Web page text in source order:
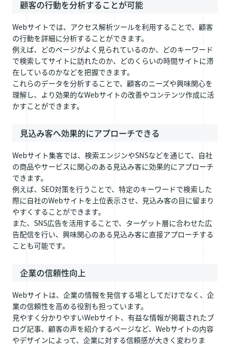
顧客の行動を分析することが可能
Webサイトでは、アクセス解析ツールを利用することで、顧客
の行動を詳細に分析することができます。
例えば、どのページがよく見られているのか、どのキーワード
で検索してサイトに訪れたのか、どのくらいの時間サイトに滞
在しているのかなどを把握できます。
これらのデータを分析することで、顧客のニーズや興味関心を
理解し、より効果的なWebサイトの改善やコンテンツ作成に活
かすことができます。
見込み客へ効果的にアプローチできる
Webサイト集客では、検索エンジンやSNSなどを通じて、自社
の商品やサービスに関心のある見込み客に効果的にアプローチ
できます。
例えば、SEO対策を行うことで、特定のキーワードで検索した
際に自社のWebサイトを上位表示させ、見込み客の目に留まり
やすくすることができます。
また、SNS広告を活用することで、ターゲット層に合わせた広
告配信を行い、興味関心のある見込み客に直接アプローチする
ことも可能です。
企業の信頼性向上
Webサイトは、企業の情報を発信する場としてだけでなく、企
業の信頼性を高める役割も担っています。
見やすく分かりやすいWebサイト、有益な情報が掲載されたブ
ログ記事、顧客の声を紹介するページなど、Webサイトの内容
やデザインによって、企業に対する信頼感が大きく変わりま